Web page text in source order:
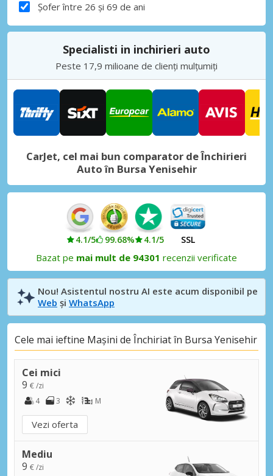
Șofer între 26 și 69 de ani
Specialisti in inchirieri auto
Peste 17,9 milioane de clienți mulțumiți
CarJet, cel mai bun comparator de Închirieri
Auto în Bursa Yenisehir
4.1/5 99.68% 4.1/5 SSL
Bazat pe mai mult de 94301 recenzii verificate
Nou! Asistentul nostru AI este acum disponibil pe
Web și WhatsApp
Cele mai ieftine Mașini de Închiriat în Bursa Yenisehir
Cei mici
9 € /zi
4
3 M
Vezi oferta
Mediu
9 € /zi